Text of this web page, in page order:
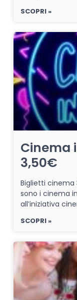
SCOPRI »
Cinema
3,50€
Biglietti cinema
sono i cinema
all’iniziativa
SCOPRI »